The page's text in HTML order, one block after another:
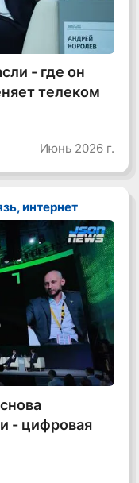
- где он
телеком
Июнь 2026 г.
интернет
- цифровая